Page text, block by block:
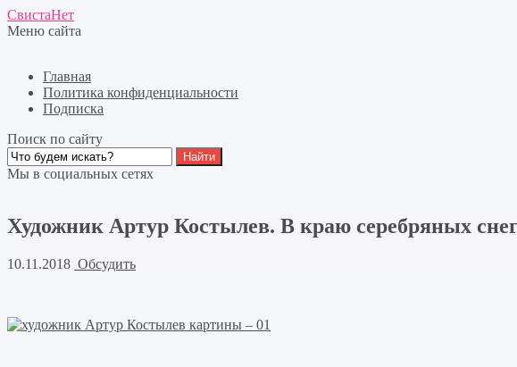
СвистаНет
Меню сайта
Главная
Политика конфиденциальности
Подписка
Поиск по сайту
Мы в социальных сетях
Художник Артур Костылев. В краю серебряных
10.11.2018 Обсудить